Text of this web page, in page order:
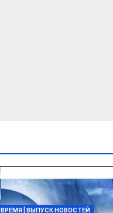
ВРЕМЯ | ВЫПУСК НОВОСТЕЙ